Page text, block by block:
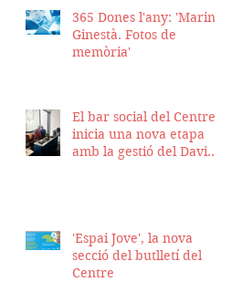
365 Dones l'any: 'Marina
Ginestà. Fotos de
memòria'
El bar social del Centre
inicia una nova etapa
amb la gestió del David
'Espai Jove', la nova
secció del butlletí del
Centre